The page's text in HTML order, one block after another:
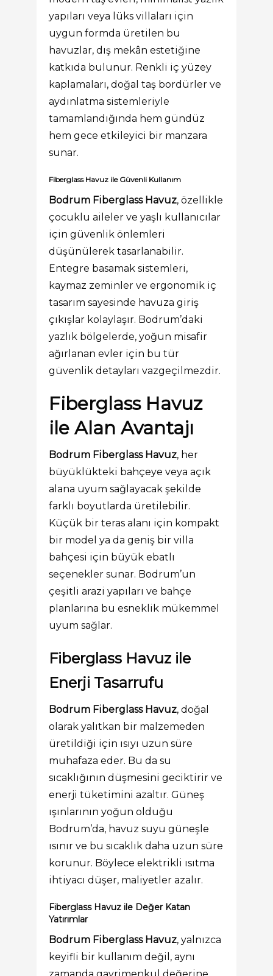
yapıları veya lüks villaları için
uygun formda üretilen bu
havuzlar, dış mekân estetiğine
katkıda bulunur. Renkli iç yüzey
kaplamaları, doğal taş bordürler ve
aydınlatma sistemleriyle
tamamlandığında hem gündüz
hem gece etkileyici bir manzara
sunar.
Fiberglass Havuz ile Güvenli Kullanım
Bodrum Fiberglass Havuz, özellikle
çocuklu aileler ve yaşlı kullanıcılar
için güvenlik önlemleri
düşünülerek tasarlanabilir.
Entegre basamak sistemleri,
kaymaz zeminler ve ergonomik iç
tasarım sayesinde havuza giriş
çıkışlar kolaylaşır. Bodrum’daki
yazlık bölgelerde, yoğun misafir
ağırlanan evler için bu tür
güvenlik detayları vazgeçilmezdir.
Fiberglass Havuz
ile Alan Avantajı
Bodrum Fiberglass Havuz, her
büyüklükteki bahçeye veya açık
alana uyum sağlayacak şekilde
farklı boyutlarda üretilebilir.
Küçük bir teras alanı için kompakt
bir model ya da geniş bir villa
bahçesi için büyük ebatlı
seçenekler sunar. Bodrum’un
çeşitli arazi yapıları ve bahçe
planlarına bu esneklik mükemmel
uyum sağlar.
Fiberglass Havuz ile
Enerji Tasarrufu
Bodrum Fiberglass Havuz, doğal
olarak yalıtkan bir malzemeden
üretildiği için ısıyı uzun süre
muhafaza eder. Bu da su
sıcaklığının düşmesini geciktirir ve
enerji tüketimini azaltır. Güneş
ışınlarının yoğun olduğu
Bodrum’da, havuz suyu güneşle
ısınır ve bu sıcaklık daha uzun süre
korunur. Böylece elektrikli ısıtma
ihtiyacı düşer, maliyetler azalır.
Fiberglass Havuz ile Değer Katan
Yatırımlar
Bodrum Fiberglass Havuz, yalnızca
keyifli bir kullanım değil, aynı